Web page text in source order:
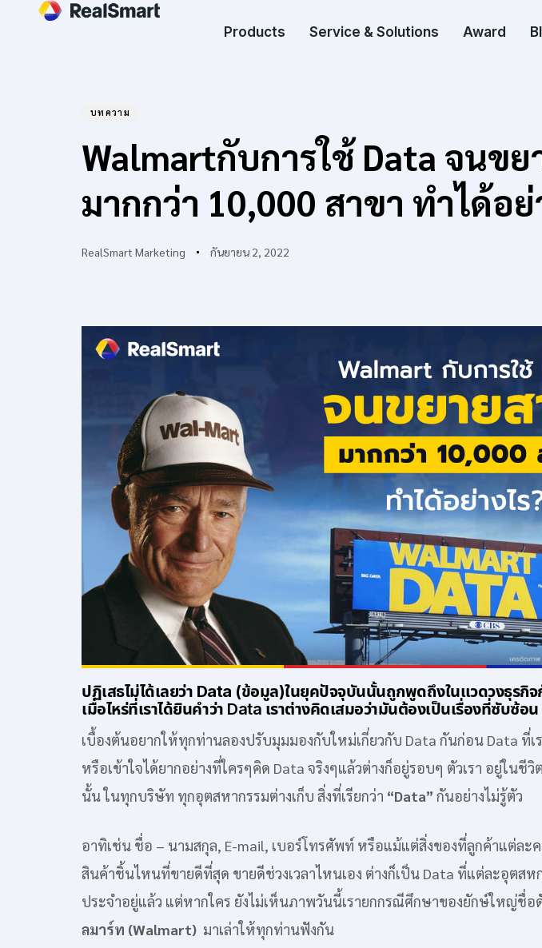
Products Service & Solutions Award
PUBLISHED
IN:
บทความ
Walmartกับการใช้ Data จนขย
มากกว่า 10,000 สาขา ทำได้อย่
Author
RealSmart Marketing
Published
on:
กันยายน 2, 2022
ปฏิเสธไม่ได้เลยว่า Data (ข้อมูล)ในยุคปัจจุบันนั้นถูกพูดถึงในแวดวงธุรกิ
เมื่อไหร่ที่เราได้ยินคำว่า Data เราต่างคิดเสมอว่ามันต้องเป็นเรื่องที่ซับซ้อน
เบื้องต้นอยากให้ทุกท่านลองปรับมุมมองกับใหม่เกี่ยวกับ Data กันก่อน Data ที่เ
หรือเข้าใจได้ยากอย่างที่ใครๆคิด Data จริงๆแล้วต่างก็อยู่รอบๆ ตัวเรา อยู่ในชีวิ
นั้น ในทุกบริษัท ทุกอุตสหากรรมต่างเก็บ สิ่งที่เรียกว่า “Data” กันอย่างไม่รู้ตัว
อาทิเช่น ชื่อ – นามสกุล, E-mail, เบอร์โทรศัพท์ หรือแม้แต่สิ่งของที่ลูกค้าแต่ละ
สินค้าชิ้นไหนที่ขายดีที่สุด ขายดีช่วงเวลาไหนเอง ต่างก็เป็น Data ที่แต่ละอุตสห
ประจำอยู่แล้ว แต่หากใคร ยังไม่เห็นภาพวันนี้เรายกกรณีศึกษาของยักษ์ใหญ่ชื่อ
ลมาร์ท (Walmart) มาเล่าให้ทุกท่านฟังกัน